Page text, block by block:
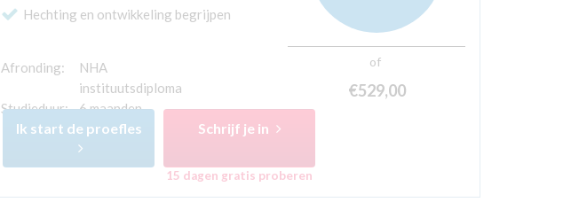
Hechting en ontwikkeling begrijpen
Afronding:
NHA
instituutsdiploma
Studieduur:
6 maanden
of
€529,00
Ik start de proefles Schrijf je in
15 dagen gratis proberen